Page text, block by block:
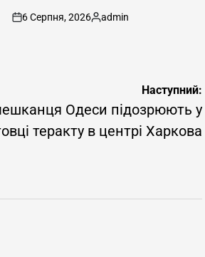
on
6 Серпня, 2026
Опубліковано
admin
Наступний:
Одеси підозрюють у
теракту в центрі Харкова